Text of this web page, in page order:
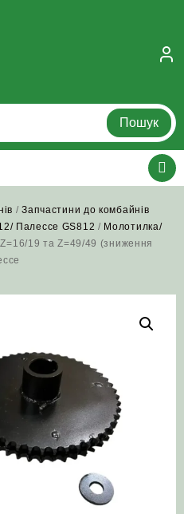
Пошук
/Запчастини до комбайнів
Палессе GS812 / Молотилка/
19 та Z=49/49 (зниження